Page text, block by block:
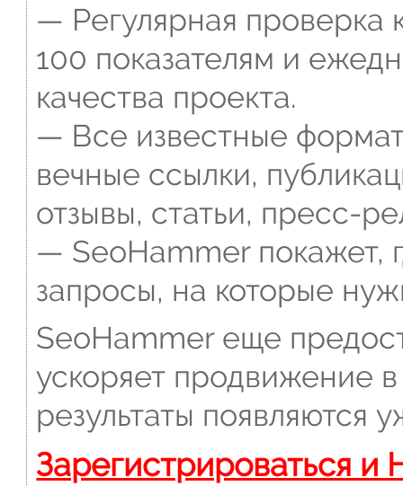
— Регулярная проверка
100 показателям и
качества проекта.
— Все известные
вечные ссылки,
отзывы, статьи, пресс-
— SeoHammer покажет,
запросы, на которые
SeoHammer еще
ускоряет продвижение
результаты появляются
Зарегистрироваться и